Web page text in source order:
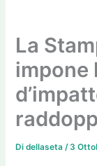
La
impone
Didellaseta/ 3